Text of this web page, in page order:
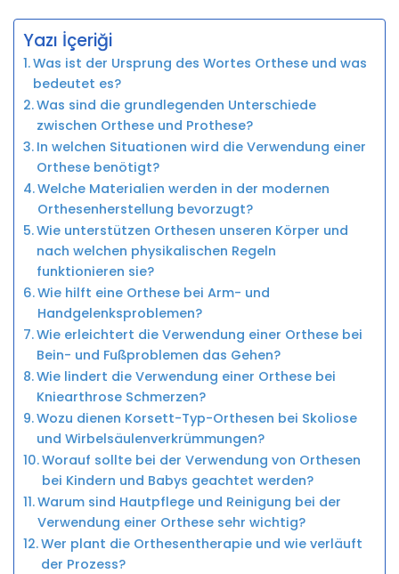
Yazı İçeriği
Was ist der Ursprung des Wortes Orthese und was
bedeutet es?
Was sind die grundlegenden Unterschiede
zwischen Orthese und Prothese?
In welchen Situationen wird die Verwendung einer
Orthese benötigt?
Welche Materialien werden in der modernen
Orthesenherstellung bevorzugt?
Wie unterstützen Orthesen unseren Körper und
nach welchen physikalischen Regeln
funktionieren sie?
Wie hilft eine Orthese bei Arm- und
Handgelenksproblemen?
Wie erleichtert die Verwendung einer Orthese bei
Bein- und Fußproblemen das Gehen?
Wie lindert die Verwendung einer Orthese bei
Kniearthrose Schmerzen?
Wozu dienen Korsett-Typ-Orthesen bei Skoliose
und Wirbelsäulenverkrümmungen?
Worauf sollte bei der Verwendung von Orthesen
bei Kindern und Babys geachtet werden?
Warum sind Hautpflege und Reinigung bei der
Verwendung einer Orthese sehr wichtig?
Wer plant die Orthesentherapie und wie verläuft
der Prozess?